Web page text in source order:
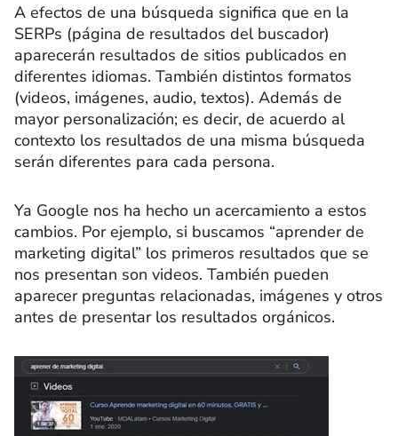
A efectos de una búsqueda significa que en la
SERPs (página de resultados del buscador)
aparecerán resultados de sitios publicados en
diferentes idiomas. También distintos formatos
(videos, imágenes, audio, textos). Además de
mayor personalización; es decir, de acuerdo al
contexto los resultados de una misma búsqueda
serán diferentes para cada persona.
Ya Google nos ha hecho un acercamiento a estos
cambios. Por ejemplo, si buscamos “aprender de
marketing digital” los primeros resultados que se
nos presentan son videos. También pueden
aparecer preguntas relacionadas, imágenes y otros
antes de presentar los resultados orgánicos.